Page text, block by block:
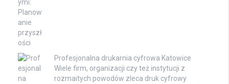
Profesjonalna drukarnia cyfrowa Katowice
Wiele firm, organizacji czy też instytucji z
rozmaitych powodów zleca druk cyfrowy